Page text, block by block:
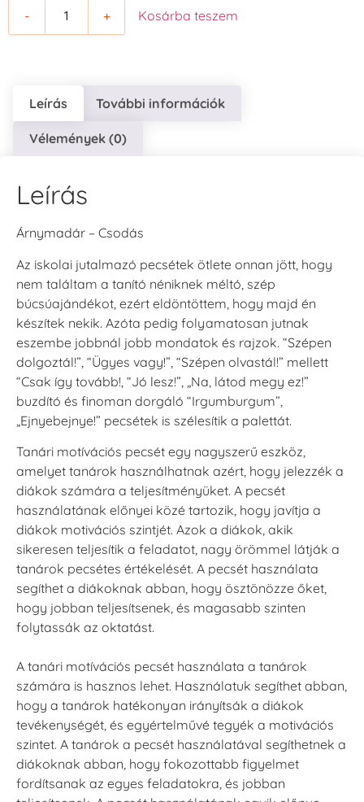
- + Kosárba teszem
Leírás További információk
Vélemények (0)
Leírás
Árnymadár – Csodás
Az iskolai jutalmazó pecsétek ötlete onnan jött, hogy
nem találtam a tanító néniknek méltó, szép
búcsúajándékot, ezért eldöntöttem, hogy majd én
készítek nekik. Azóta pedig folyamatosan jutnak
eszembe jobbnál jobb mondatok és rajzok. “Szépen
dolgoztál!”, “Ügyes vagy!”, “Szépen olvastál!” mellett
“Csak így tovább!, “Jó lesz!”, „Na, látod megy ez!”
buzdító és finoman dorgáló “Irgumburgum”,
„Ejnyebejnye!” pecsétek is szélesítik a palettát.
Tanári motívációs pecsét egy nagyszerű eszköz,
amelyet tanárok használhatnak azért, hogy jelezzék a
diákok számára a teljesítményüket. A pecsét
használatának előnyei közé tartozik, hogy javítja a
diákok motivációs szintjét. Azok a diákok, akik
sikeresen teljesítik a feladatot, nagy örömmel látják a
tanárok pecsétes értékelését. A pecsét használata
segíthet a diákoknak abban, hogy ösztönözze őket,
hogy jobban teljesítsenek, és magasabb szinten
folytassák az oktatást.
A tanári motívációs pecsét használata a tanárok
számára is hasznos lehet. Használatuk segíthet abban,
hogy a tanárok hatékonyan irányítsák a diákok
tevékenységét, és egyértelművé tegyék a motivációs
szintet. A tanárok a pecsét használatával segíthetnek a
diákoknak abban, hogy fokozottabb figyelmet
fordítsanak az egyes feladatokra, és jobban